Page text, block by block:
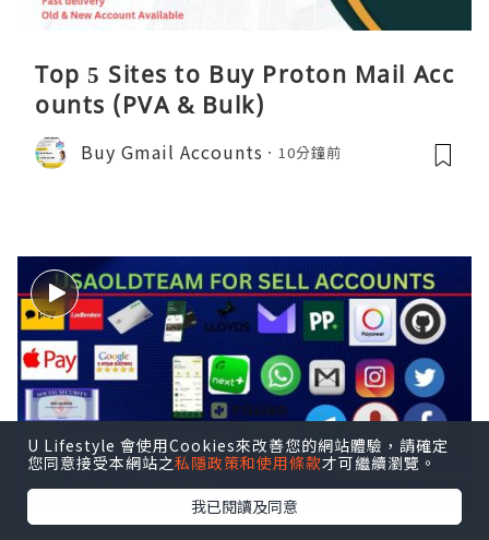
Top 5 Sites to Buy Proton Mail Acc
ounts (PVA & Bulk)
Buy Gmail Accounts 10分鐘前
U Lifestyle 會使用Cookies來改善您的網站體驗，請確定
您同意接受本網站之私隱政策和使用條款才可繼續瀏覽。
我已閱讀及同意